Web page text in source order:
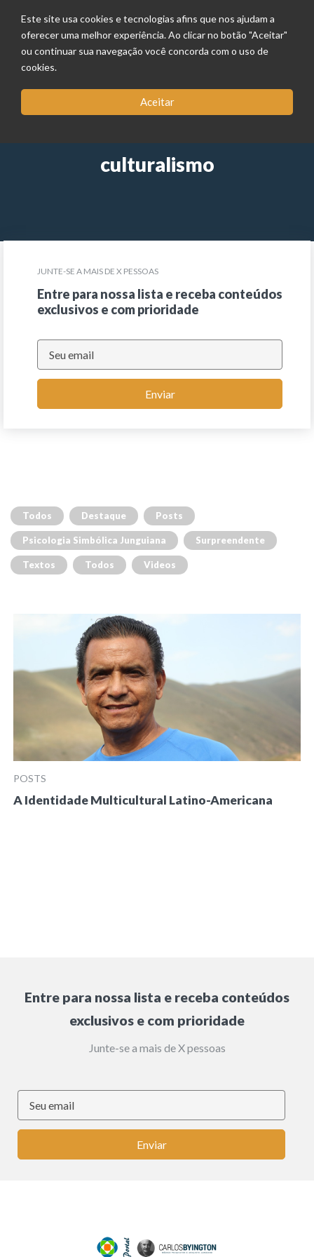
Este site usa cookies e tecnologias afins que nos ajudam a
oferecer uma melhor experiência. Ao clicar no botão "Aceitar"
ou continuar sua navegação você concorda com o uso de
cookies.
Aceitar
culturalismo
JUNTE-SE A MAIS DE X PESSOAS
Entre para nossa lista e receba conteúdos
exclusivos e com prioridade
Enviar
Todos Destaque Posts
Psicologia Simbólica Junguiana Surpreendente
Textos Todos Videos
POSTS
A Identidade Multicultural Latino-Americana
Entre para nossa lista e receba conteúdos
exclusivos e com prioridade
Junte-se a mais de X pessoas
Enviar